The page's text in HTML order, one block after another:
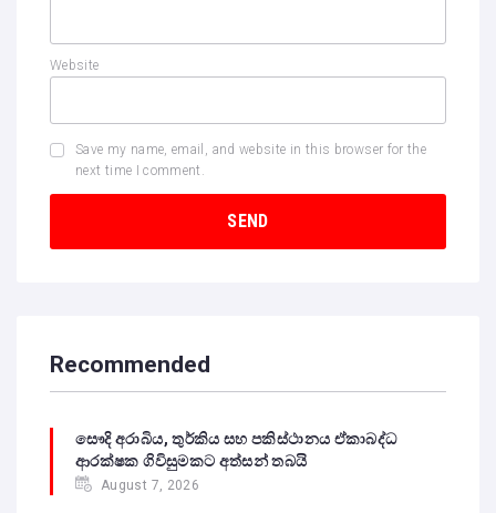
Website
Save my name, email, and website in this browser for the
next time I comment.
Recommended
සෞදි අරාබිය, තුර්කිය සහ පකිස්ථානය ඒකාබද්ධ
ආරක්ෂක ගිවිසුමකට අත්සන් තබයි
August 7, 2026